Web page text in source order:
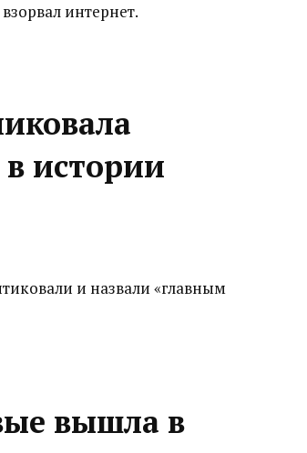
интернет.
истории
и назвали «главным
вышла в